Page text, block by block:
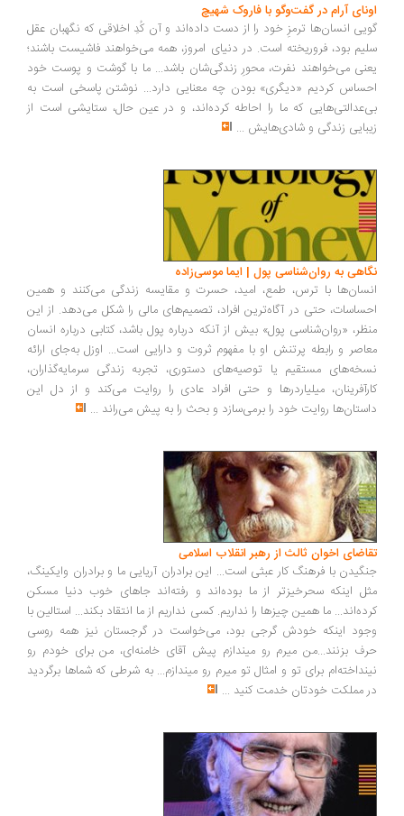
آرام در گفت‌وگو با فاروک شهیچ‭
انسان‌ها ترمزِ خود را از دست داده‌اند و آن کُدِ اخلاقی که نگهبان عقل
بود، فروریخته است. در دنیای امروز، همه می‌خواهند فاشیست باشند؛
می‌خواهند نفرت، محورِ زندگی‌شان باشد... ما با گوشت و پوست خود
کردیم «دیگری» بودن چه معنایی دارد... نوشتن پاسخی است به
که ما را احاطه کرده‌اند، و در عین حال، ستایشی است از
زندگی و شادی‌هایش...
به روان‌شناسی پول | ایما موسی‌زاده
با ترس، طمع، امید، حسرت و مقایسه زندگی می‌کنند و همین
حتی در آگاه‌ترین افراد، تصمیم‌های مالی را شکل می‌دهد. از این
«روان‌شناسی پول» بیش از آنکه درباره پول باشد، کتابی درباره انسان
و رابطه پرتنش او با مفهوم ثروت و دارایی است... اوزل به‌جای ارائه
مستقیم یا توصیه‌های دستوری، تجربه زندگی سرمایه‌گذاران،
میلیاردرها و حتی افراد عادی را روایت می‌کند و از دل این
روایت خود را برمی‌سازد و بحث را به پیش می‌راند...
اخوان ثالث از رهبر انقلاب اسلامی
با فرهنگ کار عبثی است... این برادران آریایی ما و برادران وایکینگ،
اینکه سحرخیزتر از ما بوده‌اند و رفته‌اند جاهای خوب دنیا مسکن
ما همین چیزها را نداریم. کسی نداریم از ما انتقاد بکند... استالین با
اینکه خودش گرجی بود، می‌خواست در گرجستان نیز همه روسی
بزنند...من میرم رو میندازم پیش آقای خامنه‌ای، من برای خودم رو
برای تو و امثال تو میرم رو میندازم... به شرطی که شماها برگردید
مملکت خودتان خدمت کنید...